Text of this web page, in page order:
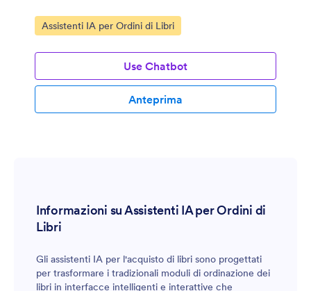
Vai alla Categoria:
Assistenti IA per Ordini di Libri
Use Chatbot
Anteprima
Informazioni su Assistenti IA per Ordini di
Libri
Gli assistenti IA per l'acquisto di libri sono progettati
per trasformare i tradizionali moduli di ordinazione dei
libri in interfacce intelligenti e interattive che